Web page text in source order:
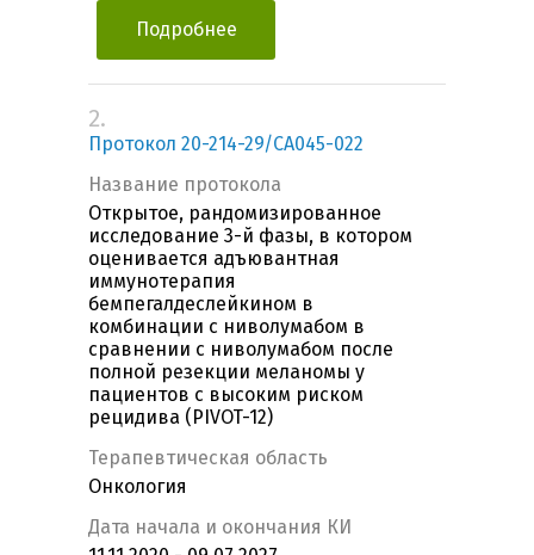
Подробнее
2.
Протокол 20-214-29/CA045-022
Название протокола
Открытое, рандомизированное
исследование 3-й фазы, в котором
оценивается адъювантная
иммунотерапия
бемпегалдеслейкином в
комбинации с ниволумабом в
сравнении с ниволумабом после
полной резекции меланомы у
пациентов с высоким риском
рецидива (PIVOT-12)
Терапевтическая область
Онкология
Дата начала и окончания КИ